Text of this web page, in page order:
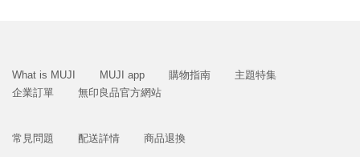
What is MUJI MUJI app 購物指南
主題特集
企業訂單
無印良品官方網站
常見問題 配送詳情 商品退換